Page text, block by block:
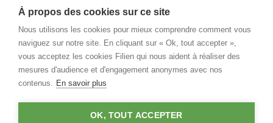
À propos des cookies sur ce site
Nous utilisons les cookies pour mieux comprendre comment vous
naviguez sur notre site. En cliquant sur « Ok, tout accepter »,
vous acceptez les cookies Filien qui nous aident à réaliser des
mesures d'audience et d'engagement anonymes avec nos
contenus. En savoir plus
OK, TOUT ACCEPTER
FILIEN ADMR
7, rue Alfred Sauvy
55430 Belleville-sur-Meuse